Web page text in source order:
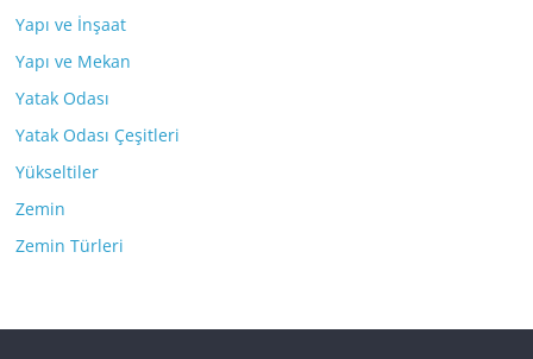
Yapı ve İnşaat
Yapı ve Mekan
Yatak Odası
Yatak Odası Çeşitleri
Yükseltiler
Zemin
Zemin Türleri